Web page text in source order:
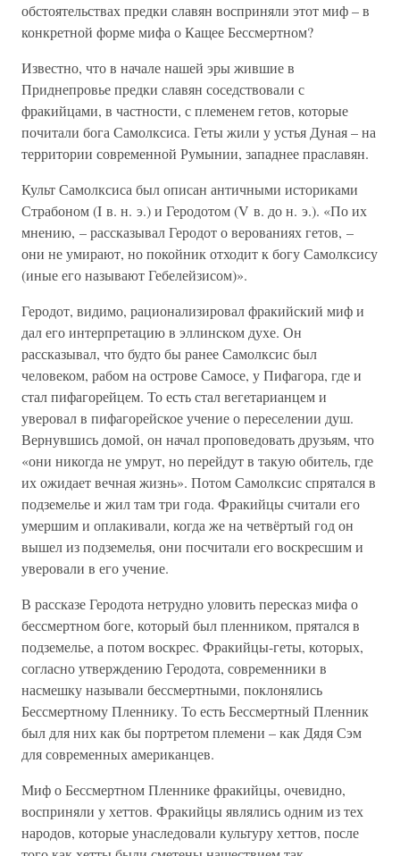
обстоятельствах предки славян восприняли этот миф – в
конкретной форме мифа о Кащее Бессмертном?
Известно, что в начале нашей эры жившие в
Приднепровье предки славян соседствовали с
фракийцами, в частности, с племенем гетов, которые
почитали бога Самолксиса. Геты жили у устья Дуная – на
территории современной Румынии, западнее праславян.
Культ Самолксиса был описан античными историками
Страбоном (I в. н. э.) и Геродотом (V в. до н. э.). «По их
мнению, – рассказывал Геродот о верованиях гетов, –
они не умирают, но покойник отходит к богу Самолксису
(иные его называют Гебелейзисом)».
Геродот, видимо, рационализировал фракийский миф и
дал его интерпретацию в эллинском духе. Он
рассказывал, что будто бы ранее Самолксис был
человеком, рабом на острове Самосе, у Пифагора, где и
стал пифагорейцем. То есть стал вегетарианцем и
уверовал в пифагорейское учение о переселении душ.
Вернувшись домой, он начал проповедовать друзьям, что
«они никогда не умрут, но перейдут в такую обитель, где
их ожидает вечная жизнь». Потом Самолксис спрятался в
подземелье и жил там три года. Фракийцы считали его
умершим и оплакивали, когда же на четвёртый год он
вышел из подземелья, они посчитали его воскресшим и
уверовали в его учение.
В рассказе Геродота нетрудно уловить пересказ мифа о
бессмертном боге, который был пленником, прятался в
подземелье, а потом воскрес. Фракийцы-геты, которых,
согласно утверждению Геродота, современники в
насмешку называли бессмертными, поклонялись
Бессмертному Пленнику. То есть Бессмертный Пленник
был для них как бы портретом племени – как Дядя Сэм
для современных американцев.
Миф о Бессмертном Пленнике фракийцы, очевидно,
восприняли у хеттов. Фракийцы являлись одним из тех
народов, которые унаследовали культуру хеттов, после